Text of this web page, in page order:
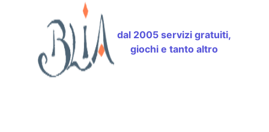
dal 2005 servizi gratuiti,
giochi e tanto altro